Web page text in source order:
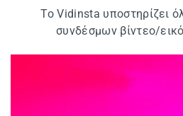
Το Vidinsta υποστηρίζει
συνδέσμων βίντεο/